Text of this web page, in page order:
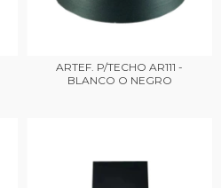
ARTEF. P/TECHO AR111 -
BLANCO O NEGRO